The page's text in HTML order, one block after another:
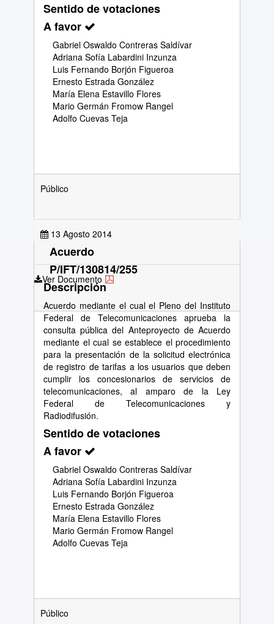
Sentido de votaciones
A favor
Gabriel Oswaldo Contreras Saldívar
Adriana Sofía Labardini Inzunza
Luis Fernando Borjón Figueroa
Ernesto Estrada González
María Elena Estavillo Flores
Mario Germán Fromow Rangel
Adolfo Cuevas Teja
Público
13 Agosto 2014
Ver Documento
Acuerdo
P/IFT/130814/255
Descripción
Acuerdo mediante el cual el Pleno del Instituto
Federal de Telecomunicaciones aprueba la
consulta pública del Anteproyecto de Acuerdo
mediante el cual se establece el procedimiento
para la presentación de la solicitud electrónica
de registro de tarifas a los usuarios que deben
cumplir los concesionarios de servicios de
telecomunicaciones, al amparo de la Ley
Federal de Telecomunicaciones y
Radiodifusión.
Sentido de votaciones
A favor
Gabriel Oswaldo Contreras Saldívar
Adriana Sofía Labardini Inzunza
Luis Fernando Borjón Figueroa
Ernesto Estrada González
María Elena Estavillo Flores
Mario Germán Fromow Rangel
Adolfo Cuevas Teja
Público